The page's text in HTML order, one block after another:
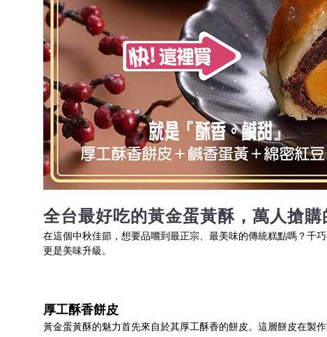
全台最好吃的黃金蛋黃酥，萬人搶購
在這個中秋佳節，想要品嚐到最正宗、最美味的傳統糕點嗎？千
更是美味升級。
厚工酥香餅皮
黃金蛋黃酥的魅力首先來自於其厚工酥香的餅皮。這層餅皮在製作